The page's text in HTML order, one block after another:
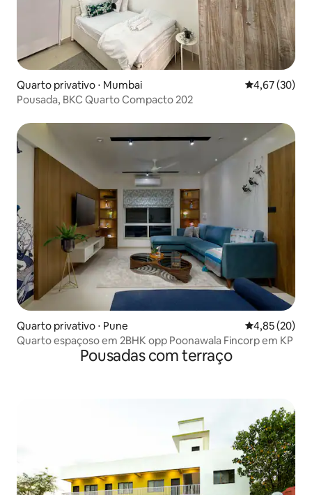
Quarto privativo ⋅ Mumbai 4,67 de uma
4,67 (30)
Pousada, BKC Quarto Compacto 202
Quarto privativo ⋅ Pune 4,85 de uma
4,85 (20)
Quarto espaçoso em 2BHK opp Poonawala Fincorp em KP
Pousadas com terraço